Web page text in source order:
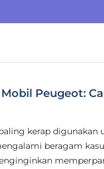
Peugeot:
kerap
beragam